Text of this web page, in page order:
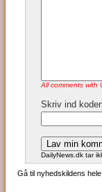
All comments with
Skriv ind
DailyNews.dk tar
Gå til nyhedskildens